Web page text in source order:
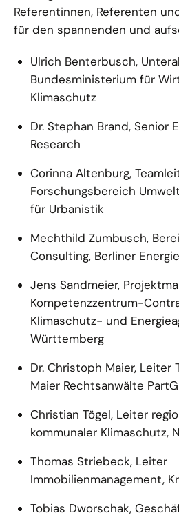
Referentinnen, Referenten
für den spannenden und
Ulrich Benterbusch,
Bundesministerium für
Klimaschutz
Dr. Stephan Brand, Senior
Research
Corinna Altenburg,
Forschungsbereich
für Urbanistik
Mechthild Zumbusch,
Consulting, Berliner
Jens Sandmeier,
Kompetenzzentrum-
Klimaschutz- und
Württemberg
Dr. Christoph Maier, Leiter
Maier Rechtsanwälte
Christian Tögel, Leiter
kommunaler Klimaschutz,
Thomas Striebeck, Leiter
Immobilienmanagement,
Tobias Dworschak,